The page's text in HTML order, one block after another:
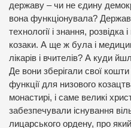
державу – чи не єдину
вона функціонувала?
технології і знання,
козаки. А ще ж була і
лікарів і вчителів? А куди
Де вони зберігали свої
функції для низового
монастирі, і саме великі
забезпечували існування
лицарського ордену, про